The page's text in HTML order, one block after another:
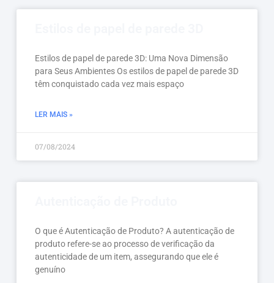
Estilos de papel de parede 3D: Uma Nova Dimensão
para Seus Ambientes Os estilos de papel de parede 3D
têm conquistado cada vez mais espaço
LER MAIS »
07/08/2024
O que é Autenticação de Produto? A autenticação de
produto refere-se ao processo de verificação da
autenticidade de um item, assegurando que ele é
genuíno